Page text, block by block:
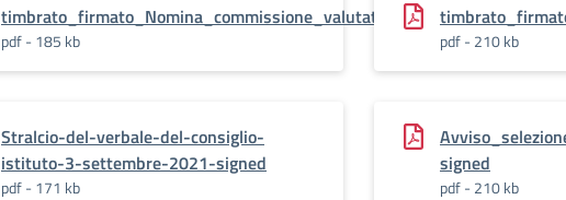
pdf - 185 kb pdf - 210 kb
Stralcio-del-verbale-del-consiglio-
istituto-3-settembre-2021-signed
pdf - 171 kb
signed
pdf - 210 kb